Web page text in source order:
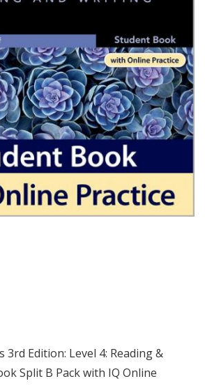
3rd Edition: Level 4: Reading &
Split B Pack with IQ Online